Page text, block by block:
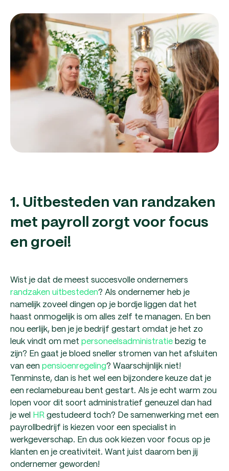
1. Uitbesteden van randzaken
met payroll zorgt voor focus
en groei!
Wist je dat de meest succesvolle ondernemers
randzaken uitbesteden? Als ondernemer heb je
namelijk zoveel dingen op je bordje liggen dat het
haast onmogelijk is om alles zelf te managen. En ben
nou eerlijk, ben je je bedrijf gestart omdat je het zo
leuk vindt om met personeelsadministratiebezig te
zijn? En gaat je bloed sneller stromen van het afsluiten
van een pensioenregeling? Waarschijnlijk niet!
Tenminste, dan is het wel een bijzondere keuze dat je
een reclamebureau bent gestart. Als je echt warm zou
lopen voor dit soort administratief geneuzel dan had
je wel HRgestudeerd toch? De samenwerking met een
payrollbedrijf is kiezen voor een specialist in
werkgeverschap. En dus ook kiezen voor focus op je
klanten en je creativiteit. Want juist daarom ben jij
ondernemer geworden!